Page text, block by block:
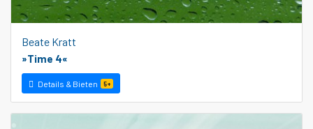
Beate Kratt
»Time 4«
Details & Bieten 5+